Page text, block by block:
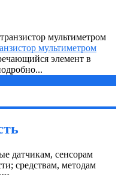
мультиметром
элемент в
датчикам, сенсорам
средствам, методам